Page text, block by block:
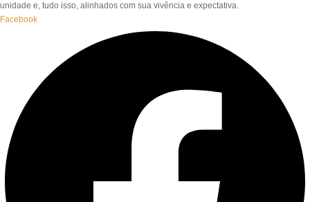
unidade e, tudo isso, alinhados com sua vivência e expectativa.
Facebook